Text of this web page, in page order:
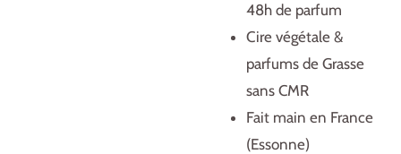
48h de parfum
Cire végétale &
parfums de Grasse
sans CMR
Fait main en France
(Essonne)